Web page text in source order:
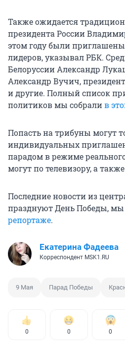
Также ожидается
президента России
этом году были
лидеров, указывал РБК.
Белоруссии Александр
Александр Вучич,
и другие. Полный список
политиков мы собралив
Попасть на трибуны могут
индивидуальных
парадом в режиме
могут по телевизору, а
Последние новости из
празднуют День Победы, мы
репортаже.
Екатерина Фадеева
Корреспондент MSK1.RU
9 Мая Парад Победы
0 0 0